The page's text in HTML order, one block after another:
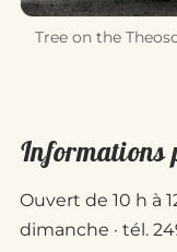
Tree on the
Informations
Ouvert de 10 h à
dimanche · tél.